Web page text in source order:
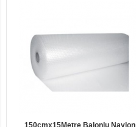
150cmx15Metre Balonlu Naylon